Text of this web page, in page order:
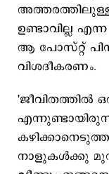
അത്തരത്തിലുള്ള
ഉണ്ടാവില്ല
ആ പോസ്റ്റ്
വിശദീകരണം.
'ജീവിതത്തിൽ
കഴിക്കാനെടുത്ത
നാളുകൾക്കു